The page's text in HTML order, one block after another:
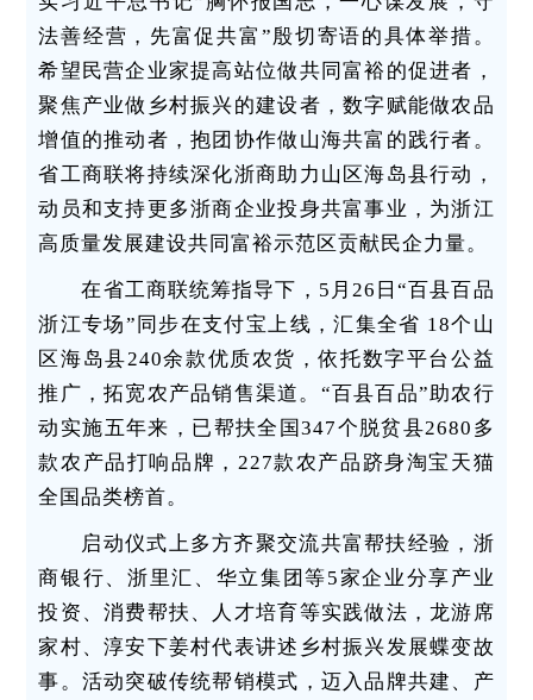
法善经营，先富促共富”殷切寄语的具体举措。
希望民营企业家提高站位做共同富裕的促进者，
聚焦产业做乡村振兴的建设者，数字赋能做农品
增值的推动者，抱团协作做山海共富的践行者。
省工商联将持续深化浙商助力山区海岛县行动，
动员和支持更多浙商企业投身共富事业，为浙江
高质量发展建设共同富裕示范区贡献民企力量。
在省工商联统筹指导下，5月26日“百县百品
浙江专场”同步在支付宝上线，汇集全省 18个山
区海岛县240余款优质农货，依托数字平台公益
推广，拓宽农产品销售渠道。“百县百品”助农行
动实施五年来，已帮扶全国347个脱贫县2680多
款农产品打响品牌，227款农产品跻身淘宝天猫
全国品类榜首。
启动仪式上多方齐聚交流共富帮扶经验，浙
商银行、浙里汇、华立集团等5家企业分享产业
投资、消费帮扶、人才培育等实践做法，龙游席
家村、淳安下姜村代表讲述乡村振兴发展蝶变故
事。活动突破传统帮销模式，迈入品牌共建、产